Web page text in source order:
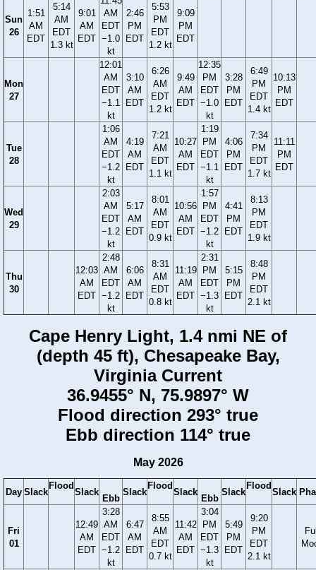
Sun
26
1:51
AM
EDT
5:14
AM
EDT
1.3 kt
9:01
AM
EDT
AM
EDT
−1.0
kt
2:46
PM
EDT
5:53
PM
EDT
1.2 kt
9:09
PM
EDT
Mon
27
12:01
AM
EDT
−1.1
kt
3:10
AM
EDT
6:26
AM
EDT
1.2 kt
9:49
AM
EDT
12:35
PM
EDT
−1.0
kt
3:28
PM
EDT
6:49
PM
EDT
1.4 kt
10:13
PM
EDT
Tue
28
1:06
AM
EDT
−1.2
kt
4:19
AM
EDT
7:21
AM
EDT
1.1 kt
10:27
AM
EDT
1:19
PM
EDT
−1.1
kt
4:06
PM
EDT
7:34
PM
EDT
1.7 kt
11:11
PM
EDT
Wed
29
2:03
AM
EDT
−1.2
kt
5:17
AM
EDT
8:01
AM
EDT
0.9 kt
10:56
AM
EDT
1:57
PM
EDT
−1.2
kt
4:41
PM
EDT
8:13
PM
EDT
1.9 kt
Thu
30
12:03
AM
EDT
2:48
AM
EDT
−1.2
kt
6:06
AM
EDT
8:31
AM
EDT
0.8 kt
11:19
AM
EDT
2:31
PM
EDT
−1.3
kt
5:15
PM
EDT
8:48
PM
EDT
2.1 kt
Cape Henry Light, 1.4 nmi NE of
(depth 45 ft), Chesapeake Bay,
Virginia Current
36.9455° N, 75.9897° W
Flood direction 293° true
Ebb direction 114° true
May 2026
Day Slack
Flood
Slack
Ebb
Slack
Flood
Slack
Ebb
Slack
Flood
Slack
Fri
01
12:49
AM
EDT
3:28
AM
EDT
−1.2
kt
6:47
AM
EDT
8:55
AM
EDT
0.7 kt
11:42
AM
EDT
3:04
PM
EDT
−1.3
kt
5:49
PM
EDT
9:20
PM
EDT
2.1 kt